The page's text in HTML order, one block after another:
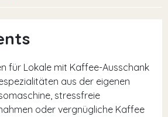
für Lokale mit Kaffee-Ausschank
aus der eigenen
stressfreie
oder vergnügliche Kaffee